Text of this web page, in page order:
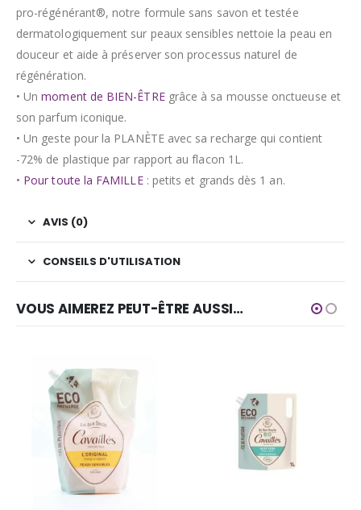
pro-régénérant®, notre formule sans savon et testée
dermatologiquement sur peaux sensibles nettoie la peau en
douceur et aide à préserver son processus naturel de
régénération.
• Unmoment de BIEN-ÊTREgrâce à sa mousse onctueuse et
son parfum iconique.
• Un geste pour la PLANÈTE avec sa recharge qui contient
-72% de plastique par rapport au flacon 1L.
• Pour toute la FAMILLE: petits et grands dès 1 an.
AVIS (0)
CONSEILS D'UTILISATION
VOUS AIMEREZ PEUT-ÊTRE AUSSI…